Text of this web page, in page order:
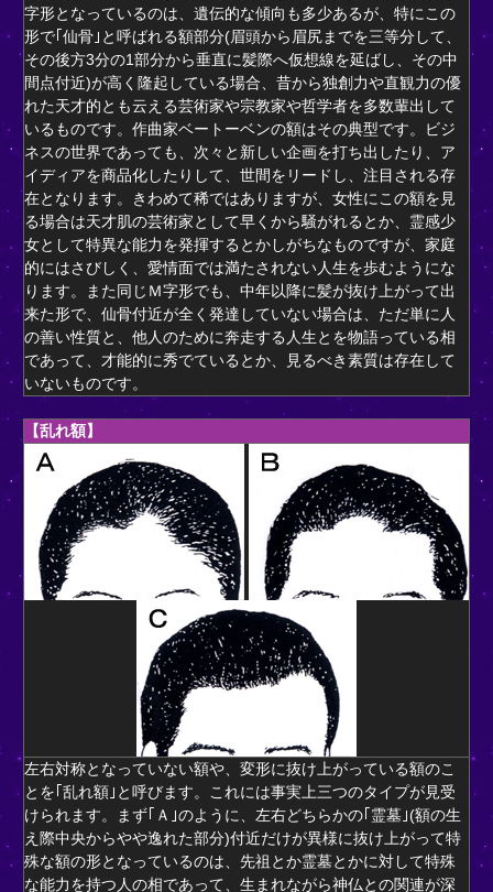
字形となっているのは、遺伝的な傾向も多少あるが、特にこの
形で｢仙骨｣と呼ばれる額部分(眉頭から眉尻までを三等分して、
その後方3分の1部分から垂直に髪際へ仮想線を延ばし、その中
間点付近)が高く隆起している場合、昔から独創力や直観力の優
れた天才的とも云える芸術家や宗教家や哲学者を多数輩出して
いるものです。作曲家ベートーベンの額はその典型です。ビジ
ネスの世界であっても、次々と新しい企画を打ち出したり、ア
イディアを商品化したりして、世間をリードし、注目される存
在となります。きわめて稀ではありますが、女性にこの額を見
る場合は天才肌の芸術家として早くから騒がれるとか、霊感少
女として特異な能力を発揮するとかしがちなものですが、家庭
的にはさびしく、愛情面では満たされない人生を歩むようにな
ります。また同じＭ字形でも、中年以降に髪が抜け上がって出
来た形で、仙骨付近が全く発達していない場合は、ただ単に人
の善い性質と、他人のために奔走する人生とを物語っている相
であって、才能的に秀でているとか、見るべき素質は存在して
いないものです。
【乱れ額】
左右対称となっていない額や、変形に抜け上がっている額のこ
とを｢乱れ額｣と呼びます。これには事実上三つのタイプが見受
けられます。まず｢Ａ｣のように、左右どちらかの｢霊墓｣(額の生
え際中央からやや逸れた部分)付近だけが異様に抜け上がって特
殊な額の形となっているのは、先祖とか霊墓とかに対して特殊
な能力を持つ人の相であって、生まれながら神仏との関連が深